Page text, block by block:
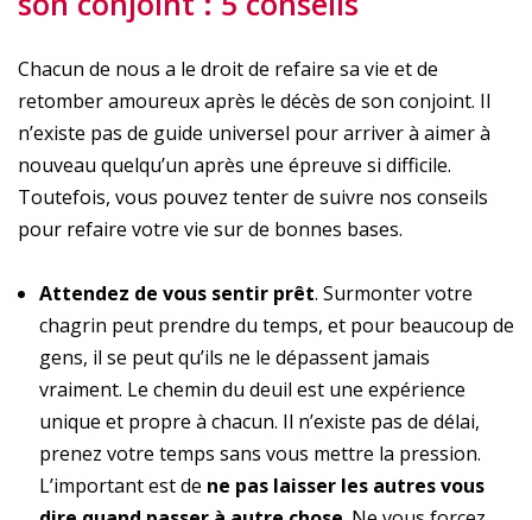
Chacun de nous a le droit de refaire sa vie et de
retomber amoureux après le décès de son conjoint. Il
n’existe pas de guide universel pour arriver à aimer à
nouveau quelqu’un après une épreuve si difficile.
Toutefois, vous pouvez tenter de suivre nos conseils
pour refaire votre vie sur de bonnes bases.
Attendez de vous sentir prêt. Surmonter votre
chagrin peut prendre du temps, et pour beaucoup de
gens, il se peut qu’ils ne le dépassent jamais
vraiment. Le chemin du deuil est une expérience
unique et propre à chacun. Il n’existe pas de délai,
prenez votre temps sans vous mettre la pression.
L’important est de ne pas laisser les autres vous